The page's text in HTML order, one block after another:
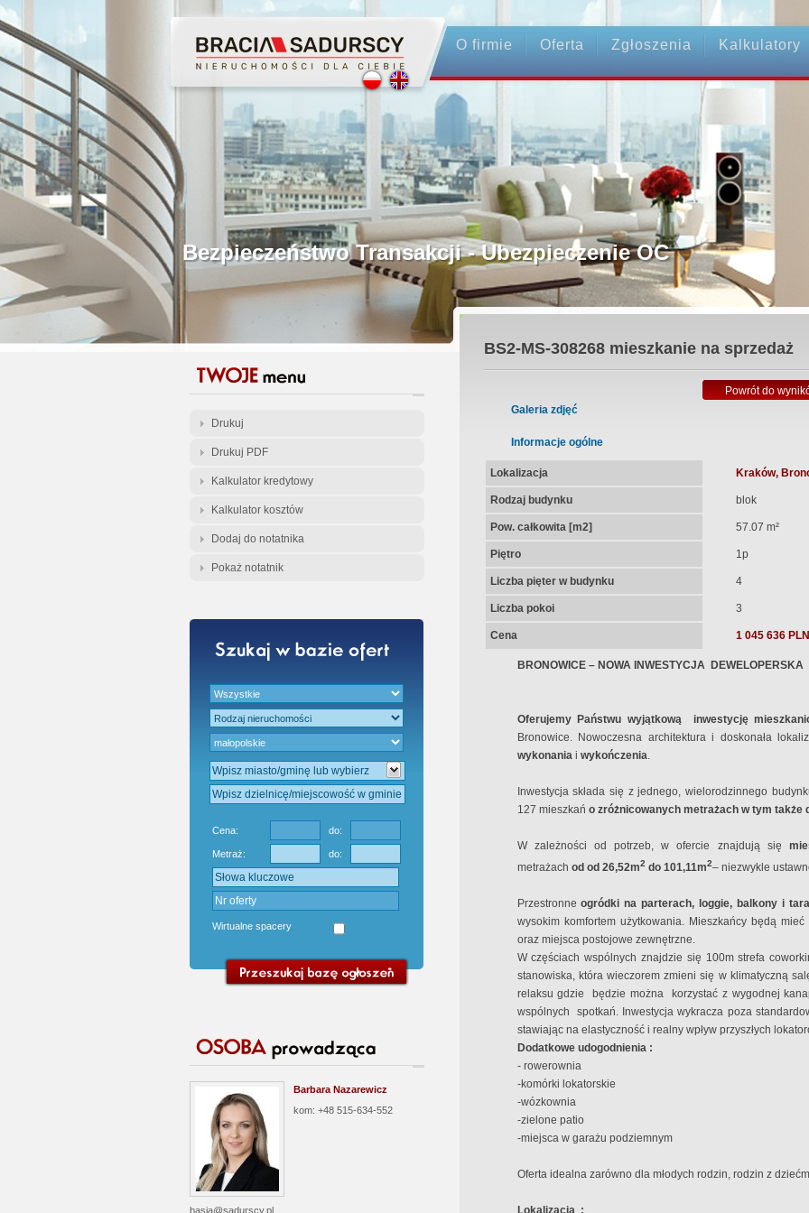
O firmie Oferta Zgłoszenia Kalkulatory
Profesjonalne Pośrednictwo
Bezpieczeństwo Transakcji - Ubezpieczenie OC
Licencjonowani Pośrednicy
Gwarancja Zwrotu Zadatku
Gratis - Przedwstępna Umowa Notarialna
Drukuj
Drukuj PDF
Kalkulator kredytowy
Kalkulator kosztów
Dodaj do notatnika
Pokaż notatnik
Cena: do:
Metraż: do:
Wirtualne spacery
Barbara Nazarewicz
kom: +48 515-634-552
basia@sadurscy.pl
BS2-MS-308268mieszkanie na sprzedaż
Powrót do
Galeria zdjęć
Informacje ogólne
Lokalizacja Kraków,
Rodzaj budynku blok
Pow. całkowita [m2] 57.07 m²
Piętro 1p
Liczba pięter w budynku 4
Liczba pokoi 3
Cena 1 045 636 PLN
BRONOWICE – NOWA INWESTYCJA DEWELOPERSKA
Oferujemy Państwu wyjątkową
inwestycję
Bronowice. Nowoczesna architektura i doskonała
wykonaniai wykończenia.
Inwestycja składa się z jednego, wielorodzinnego
127 mieszkań o zróżnicowanych metrażach w tym także
W zależności od potrzeb, w ofercie znajdują się
metrażach od od 26,52m2do 101,11m2– niezwykle
Przestronne ogródki na parterach, loggie, balkony i
wysokim komfortem użytkowania. Mieszkańcy będą
oraz miejsca postojowe zewnętrzne.
W częściach wspólnych znajdzie się 100m strefa
stanowiska, która wieczorem zmieni się w klimatyczną
relaksu gdzie
będzie można
korzystać z wygodnej
wspólnych
spotkań. Inwestycja wykracza poza
stawiając na elastyczność i realny wpływ przyszłych
Dodatkowe udogodnienia :
- rowerownia
-komórki lokatorskie
-wózkownia
-zielone patio
-miejsca w garażu podziemnym
Oferta idealna zarówno dla młodych rodzin, rodzin z
Lokalizacja :